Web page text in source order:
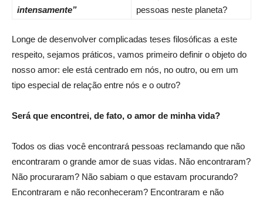
intensamente”
pessoas neste planeta?
Longe de desenvolver complicadas teses filosóficas a este
respeito, sejamos práticos, vamos primeiro definir o objeto do
nosso amor: ele está centrado em nós, no outro, ou em um
tipo especial de relação entre nós e o outro?
Será que encontrei, de fato, o amor de minha vida?
Todos os dias você encontrará pessoas reclamando que não
encontraram o grande amor de suas vidas. Não encontraram?
Não procuraram? Não sabiam o que estavam procurando?
Encontraram e não reconheceram? Encontraram e não